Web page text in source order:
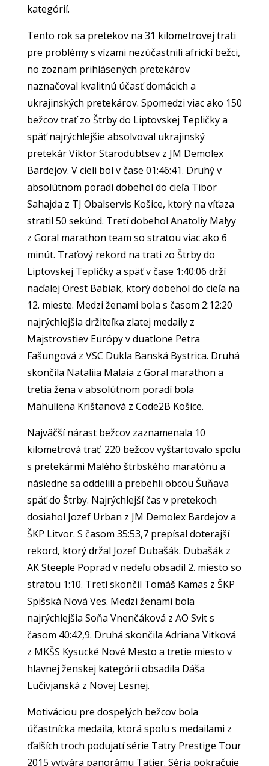
kategórií.
Tento rok sa pretekov na 31 kilometrovej trati
pre problémy s vízami nezúčastnili africkí bežci,
no zoznam prihlásených pretekárov
naznačoval kvalitnú účasť domácich a
ukrajinských pretekárov. Spomedzi viac ako 150
bežcov trať zo Štrby do Liptovskej Tepličky a
späť najrýchlejšie absolvoval ukrajinský
pretekár Viktor Starodubtsev z JM Demolex
Bardejov. V cieli bol v čase 01:46:41. Druhý v
absolútnom poradí dobehol do cieľa Tibor
Sahajda z TJ Obalservis Košice, ktorý na víťaza
stratil 50 sekúnd. Tretí dobehol Anatoliy Malyy
z Goral marathon team so stratou viac ako 6
minút. Traťový rekord na trati zo Štrby do
Liptovskej Tepličky a späť v čase 1:40:06 drží
naďalej Orest Babiak, ktorý dobehol do cieľa na
12. mieste. Medzi ženami bola s časom 2:12:20
najrýchlejšia držiteľka zlatej medaily z
Majstrovstiev Európy v duatlone Petra
Fašungová z VSC Dukla Banská Bystrica. Druhá
skončila Nataliia Malaia z Goral marathon a
tretia žena v absolútnom poradí bola
Mahuliena Krištanová z Code2B Košice.
Najväčší nárast bežcov zaznamenala 10
kilometrová trať. 220 bežcov vyštartovalo spolu
s pretekármi Malého štrbského maratónu a
následne sa oddelili a prebehli obcou Šuňava
späť do Štrby. Najrýchlejší čas v pretekoch
dosiahol Jozef Urban z JM Demolex Bardejov a
ŠKP Litvor. S časom 35:53,7 prepísal doterajší
rekord, ktorý držal Jozef Dubašák. Dubašák z
AK Steeple Poprad v nedeľu obsadil 2. miesto so
stratou 1:10. Tretí skončil Tomáš Kamas z ŠKP
Spišská Nová Ves. Medzi ženami bola
najrýchlejšia Soňa Vnenčáková z AO Svit s
časom 40:42,9. Druhá skončila Adriana Vitková
z MKŠS Kysucké Nové Mesto a tretie miesto v
hlavnej ženskej kategórii obsadila Dáša
Lučivjanská z Novej Lesnej.
Motiváciou pre dospelých bežcov bola
účastnícka medaila, ktorá spolu s medailami z
ďalších troch podujatí série Tatry Prestige Tour
2015 vytvára panorámu Tatier. Séria pokračuje